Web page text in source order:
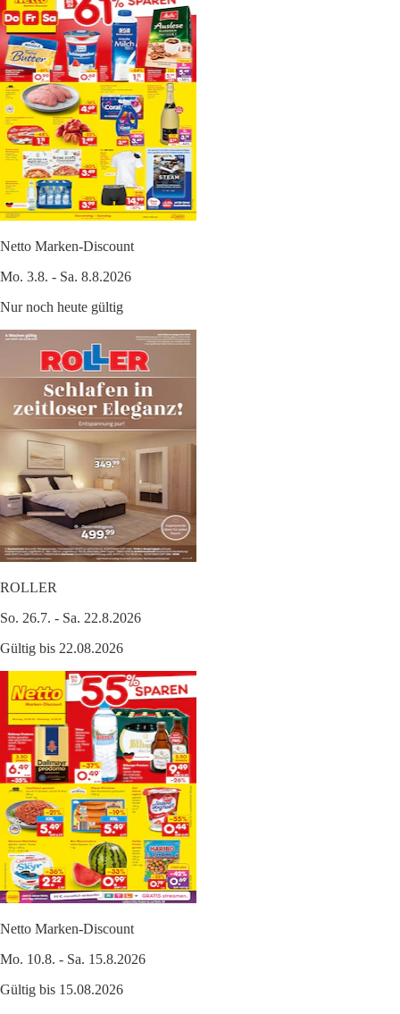
Netto Marken-Discount
Mo. 3.8. - Sa. 8.8.2026
Nur noch heute gültig
ROLLER
So. 26.7. - Sa. 22.8.2026
Gültig bis 22.08.2026
Netto Marken-Discount
Mo. 10.8. - Sa. 15.8.2026
Gültig bis 15.08.2026